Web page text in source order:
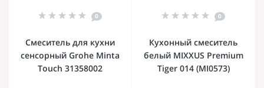
0
Смеситель для кухни
сенсорный Grohe Minta
Touch 31358002
0
Кухонный смеситель
белый MIXXUS Premium
Tiger 014 (MI0573)